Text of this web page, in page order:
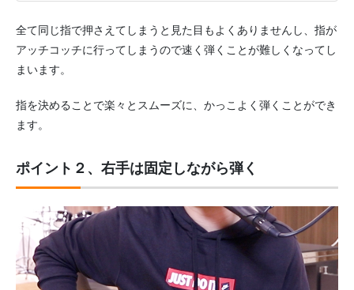
全て同じ指で押さえてしまうと見た目もよくありませんし、指が
アッチコッチに行ってしまうので速く弾くことが難しくなってし
まいます。
指を決めることで楽々とスムーズに、かっこよく弾くことができ
ます。
ポイント２、右手は固定しながら弾く